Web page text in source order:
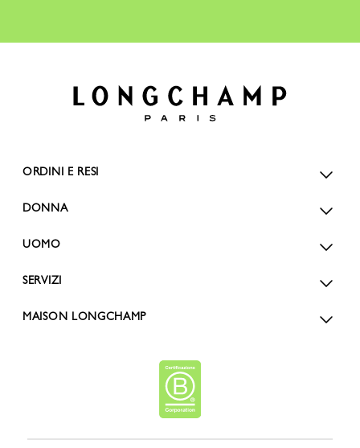
ORDINI E RESI
DONNA
UOMO
SERVIZI
MAISON LONGCHAMP